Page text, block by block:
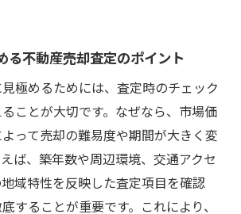
る不動産売却査定のポイント
極めるためには、査定時のチェック
ことが大切です。なぜなら、市場価
って売却の難易度や期間が大きく変
ば、築年数や周辺環境、交通アクセ
域特性を反映した査定項目を確認
することが重要です。これにより、